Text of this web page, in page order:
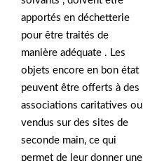
apportés en déchetterie
pour être traités de
manière adéquate . Les
objets encore en bon état
peuvent être offerts à des
associations caritatives ou
vendus sur des sites de
seconde main, ce qui
permet de leur donner une